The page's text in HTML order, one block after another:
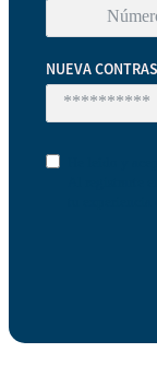
NUEVA